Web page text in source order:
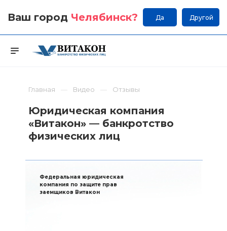
Ваш город Челябинск? Да Другой
Главная Видео Отзывы
Юридическая компания
«Витакон» — банкротство
физических лиц
Федеральная юридическая
компания по защите прав
заемщиков Витакон